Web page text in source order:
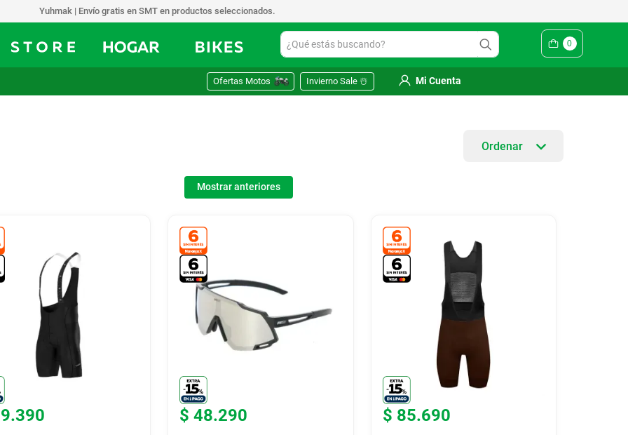
Yuhmak | Envío gratis en SMT en productos seleccionados.
¿Qué estás buscando? 0
Ofertas Motos Invierno Sale ☃️ Mi Cuenta
Mostrar anteriores
.390 $ 48.290 $ 85.690